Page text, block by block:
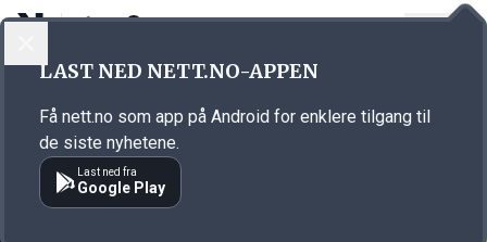
Annonsørinnhold
LAST NED NETT.NO-APPEN
Få nett.no som app på Android for enklere tilgang til
de siste nyhetene.
Last ned fra
Google Play